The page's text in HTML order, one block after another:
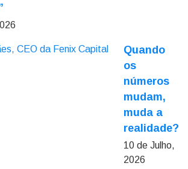
Quando
os
números
mudam,
muda a
realidade?
10 de Julho,
2026